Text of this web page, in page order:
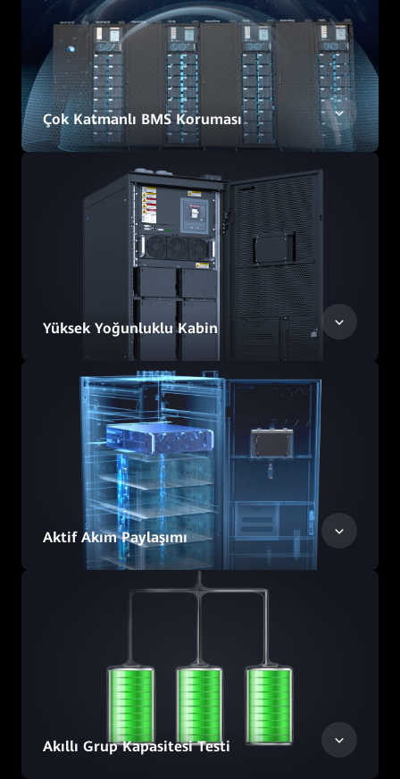
Çok Katmanlı BMS Koruması
Yüksek Yoğunluklu Kabin
Aktif Akım Paylaşımı
Akıllı Grup Kapasitesi Testi